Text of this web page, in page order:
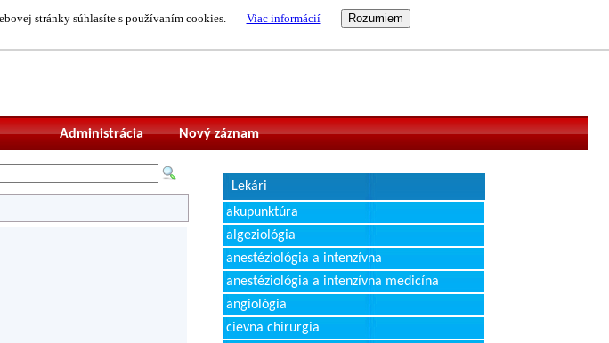
stránky súhlasíte s používaním cookies. Viac informácií
Nový záznam
Administrácia
Lekári
akupunktúra
algeziológia
anestéziológia a intenzívna
anestéziológia a intenzívna medicína
angiológia
cievna chirurgia